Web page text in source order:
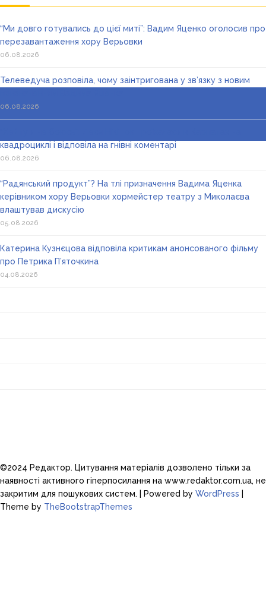
“Ми довго готувались до цієї миті”: Вадим Яценко оголосив про
перезавантаження хору Верьовки
06.08.2026
Телеведуча розповіла, чому заінтригована у зв’язку з новим
06.08.2026
квадроциклі і відповіла на гнівні коментарі
06.08.2026
“Радянський продукт”? На тлі призначення Вадима Яценка
керівником хору Верьовки хормейстер театру з Миколаєва
влаштував дискусію
05.08.2026
Катерина Кузнєцова відповіла критикам анонсованого фільму
про Петрика П’яточкина
04.08.2026
©2024 Редактор. Цитування матеріалів дозволено тільки за
наявності активного гіперпосилання на www.redaktor.com.ua, не
закритим для пошукових систем. | Powered by WordPress
Theme by TheBootstrapThemes